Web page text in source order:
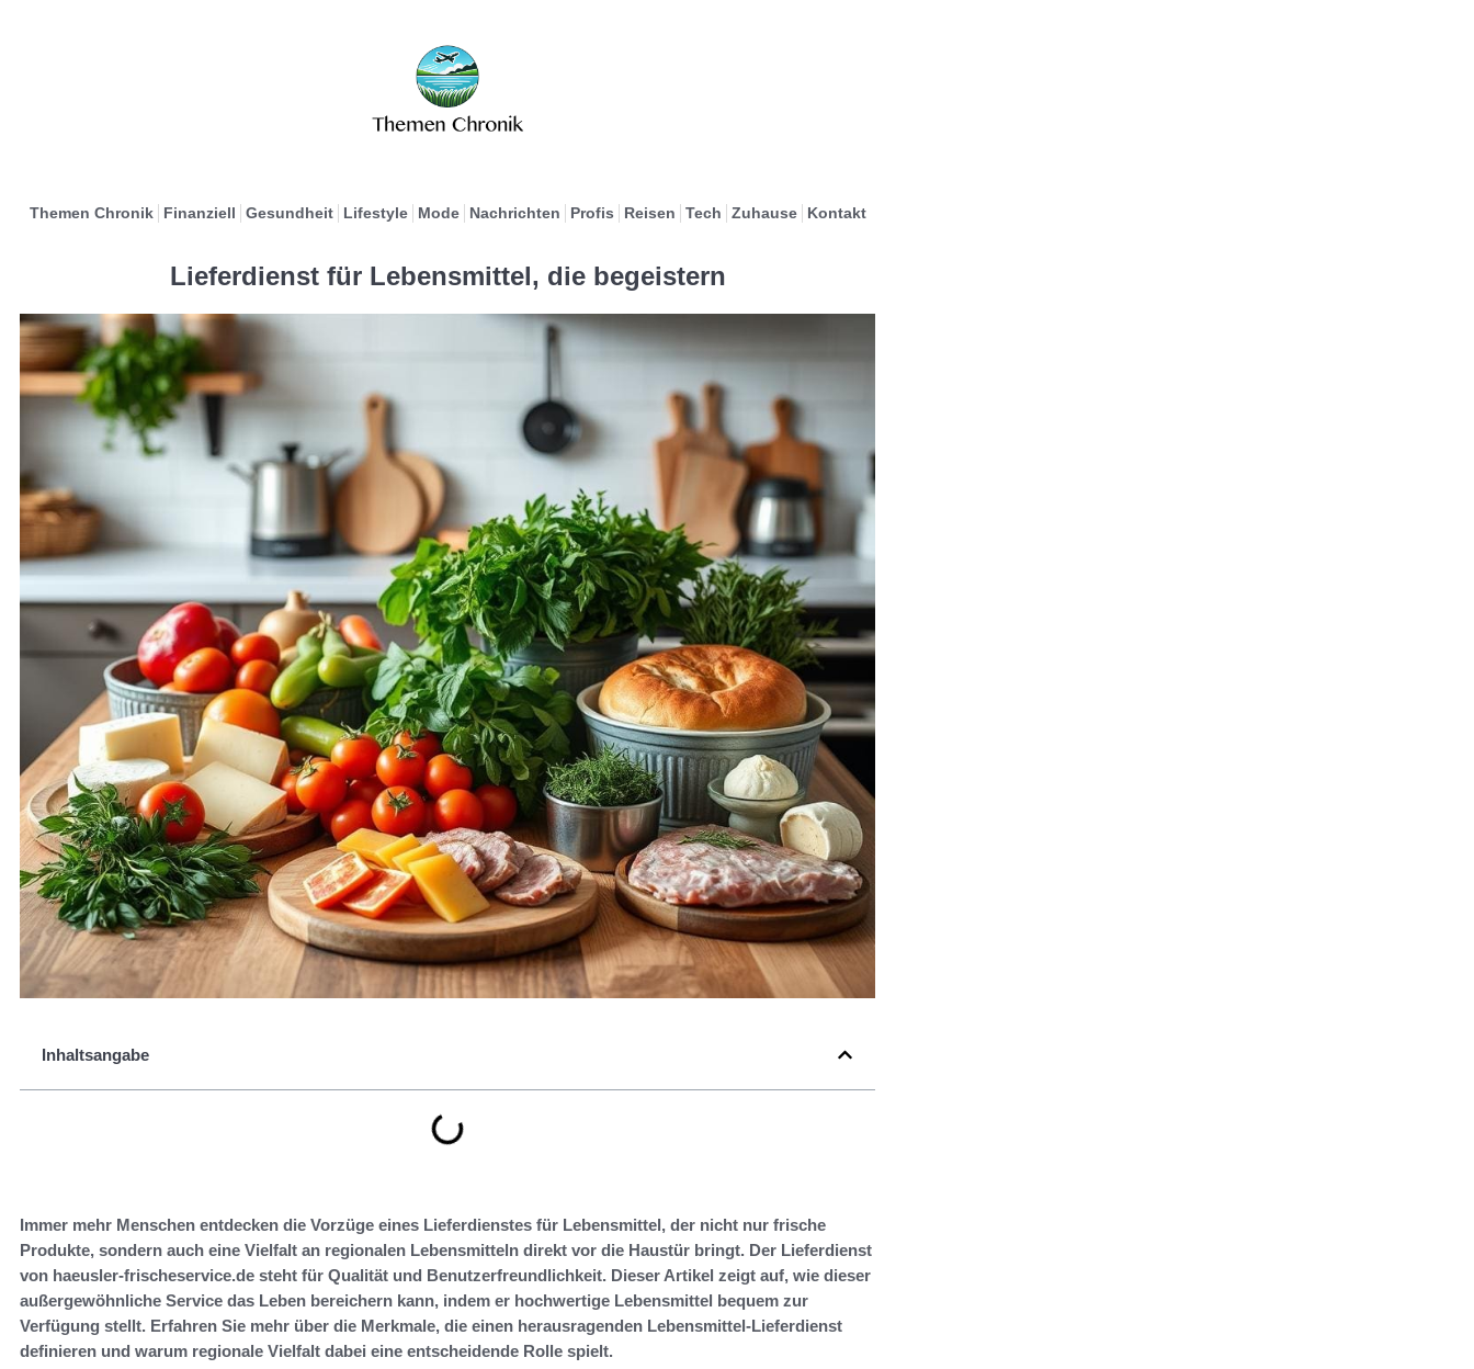
Themen Chronik Finanziell Gesundheit Lifestyle Mode Nachrichten Profis Reisen Tech Zuhause Kontakt
Lieferdienst für Lebensmittel, die begeistern
Inhaltsangabe
Immer mehr Menschen entdecken die Vorzüge eines Lieferdienstes für Lebensmittel, der nicht nur frische
Produkte, sondern auch eine Vielfalt an regionalen Lebensmitteln direkt vor die Haustür bringt. Der Lieferdienst
von haeusler-frischeservice.de steht für Qualität und Benutzerfreundlichkeit. Dieser Artikel zeigt auf, wie dieser
außergewöhnliche Service das Leben bereichern kann, indem er hochwertige Lebensmittel bequem zur
Verfügung stellt. Erfahren Sie mehr über die Merkmale, die einen herausragenden Lebensmittel-Lieferdienst
definieren und warum regionale Vielfalt dabei eine entscheidende Rolle spielt.